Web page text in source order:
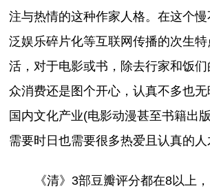
注与热情的这种作家人格。在这个慢
泛娱乐碎片化等互联网传播的次生
活，对于电影或书，除去行家和饭
众消费还是图个开心，认真不多也无
国内文化产业(电影动漫甚至书籍出
需要时日也需要很多热爱且认真的人
《清》3部豆瓣评分都在8以上